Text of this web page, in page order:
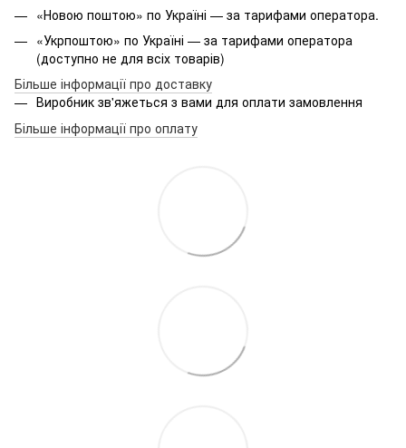
«Новою поштою» по Україні — за тарифами оператора.
«Укрпоштою» по Україні — за тарифами оператора
(доступно не для всіх товарів)
Більше інформації про доставку
Виробник зв'яжеться з вами для оплати замовлення
Більше інформації про оплату